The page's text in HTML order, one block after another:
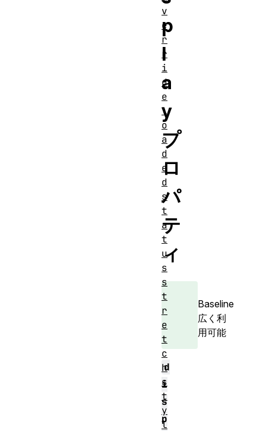
p
l
a
y
プ
ロ
パ
テ
ィ
Baseline
広く利
用可能
d
i
s
p
v
e
r
r
i
d
e
l
o
a
d
e
d
s
t
a
t
u
s
s
t
r
e
t
c
h
s
t
y
l